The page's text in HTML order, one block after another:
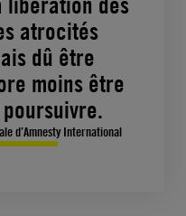
atrocités
dû être
moins être
d’Amnesty International